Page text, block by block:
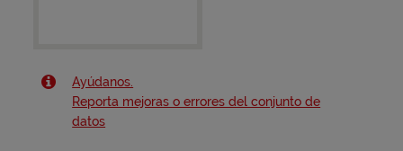
Ayúdanos.
Reporta mejoras o errores del conjunto de
datos